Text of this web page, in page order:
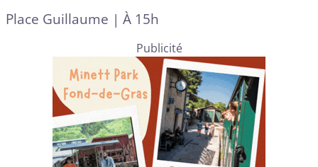
Place Guillaume | À 15h
Publicité